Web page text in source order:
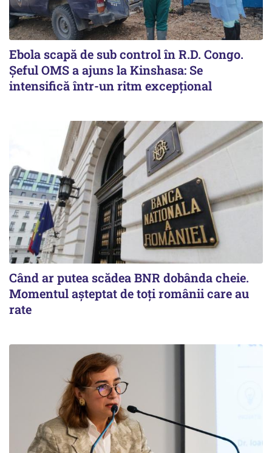
Ebola scapă de sub control în R.D. Congo.
Șeful OMS a ajuns la Kinshasa: Se
intensifică într-un ritm excepţional
Când ar putea scădea BNR dobânda cheie.
Momentul aşteptat de toţi românii care au
rate